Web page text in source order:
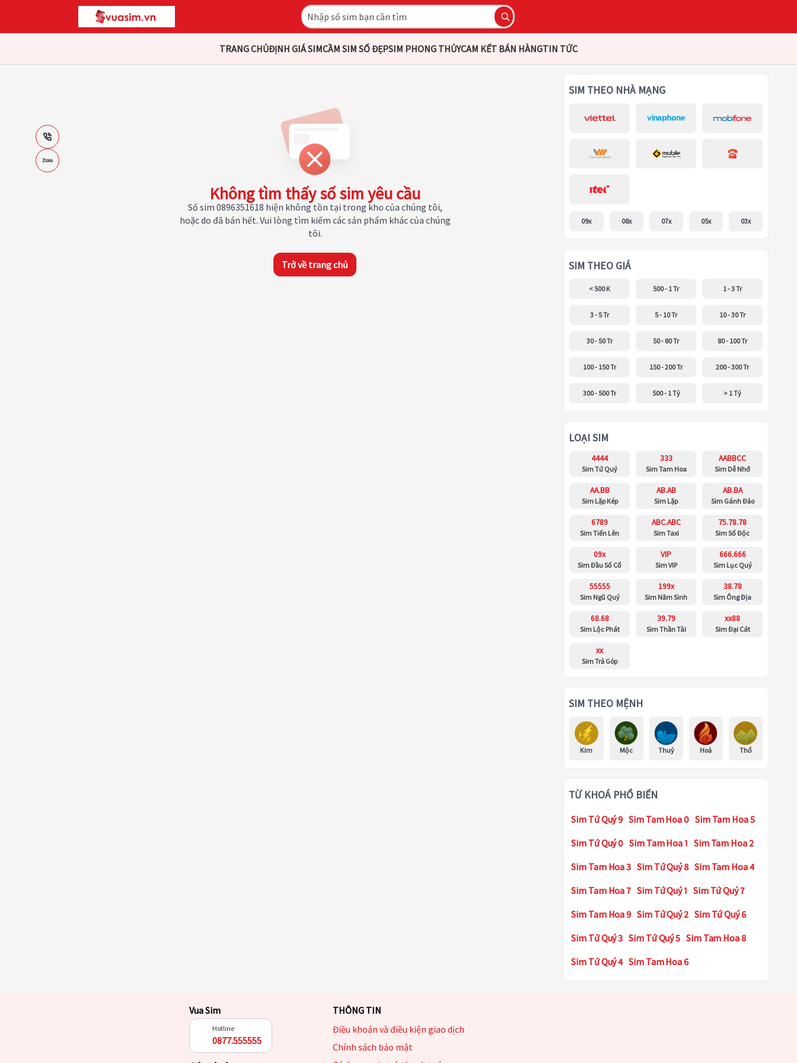
TRANG CHỦĐỊNH GIÁ SIMCẦM SIM SỐ ĐẸPSIM PHONG THỦYCAM KẾT BÁN HÀNGTIN TỨC
Không tìm thấy số sim yêu cầu
Số sim 0896351618 hiện không tồn tại trong kho của chúng tôi,
hoặc do đã bán hết. Vui lòng tìm kiếm các sản phẩm khác của chúng
tôi.
Trở về trang chủ
SIM THEO NHÀ MẠNG
09x 08x 07x 05x 03x
SIM THEO GIÁ
< 500 K 500 - 1 Tr 1 - 3 Tr
3 - 5 Tr 5 - 10 Tr 10 - 30 Tr
30 - 50 Tr 50 - 80 Tr 80 - 100 Tr
100 - 150 Tr 150 - 200 Tr 200 - 300 Tr
300 - 500 Tr 500 - 1 Tỷ > 1 Tỷ
LOẠI SIM
4444
Sim Tứ Quý
333
Sim Tam Hoa
AABBCC
Sim Dễ Nhớ
AA.BB
Sim Lặp Kép
AB.AB
Sim Lặp
AB.BA
Sim Gánh Đảo
6789
Sim Tiến Lên
ABC.ABC
Sim Taxi
75.78.78
Sim Số Độc
09x
Sim Đầu Số Cổ
VIP
Sim VIP
666.666
Sim Lục Quý
55555
Sim Ngũ Quý
199x
Sim Năm Sinh
38.78
Sim Ông Địa
68.68
Sim Lộc Phát
39.79
Sim Thần Tài
xx88
Sim Đại Cát
xx
Sim Trả Góp
SIM THEO MỆNH
Kim Mộc Thuỷ Hoả Thổ
TỪ KHOÁ PHỔ BIẾN
Sim Tứ Quý 9 Sim Tam Hoa 0 Sim Tam Hoa 5
Sim Tứ Quý 0 Sim Tam Hoa 1 Sim Tam Hoa 2
Sim Tam Hoa 3 Sim Tứ Quý 8 Sim Tam Hoa 4
Sim Tam Hoa 7 Sim Tứ Quý 1 Sim Tứ Quý 7
Sim Tam Hoa 9 Sim Tứ Quý 2 Sim Tứ Quý 6
Sim Tứ Quý 3 Sim Tứ Quý 5 Sim Tam Hoa 8
Sim Tứ Quý 4 Sim Tam Hoa 6
Vua Sim
Hotline
0877.555555
THÔNG TIN
Điều khoản và điều kiện giao dịch
Chính sách bảo mật